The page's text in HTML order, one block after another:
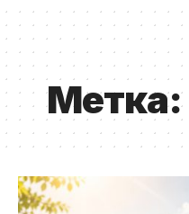
Метка: